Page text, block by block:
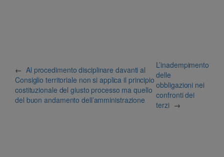
← Al procedimento disciplinare davanti al
Consiglio territoriale non si applica il principio
costituzionale del giusto processo ma quello
del buon andamento dell’amministrazione
L’inadempimento
delle
obbligazioni nei
confronti dei
terzi →